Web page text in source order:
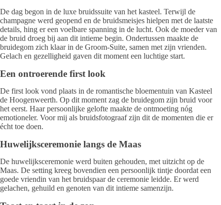
De dag begon in de luxe bruidssuite van het kasteel. Terwijl de
champagne werd geopend en de bruidsmeisjes hielpen met de laatste
details, hing er een voelbare spanning in de lucht. Ook de moeder van
de bruid droeg bij aan dit intieme begin. Ondertussen maakte de
bruidegom zich klaar in de Groom-Suite, samen met zijn vrienden.
Gelach en gezelligheid gaven dit moment een luchtige start.
Een ontroerende first look
De first look vond plaats in de romantische bloementuin van Kasteel
de Hoogenweerth. Op dit moment zag de bruidegom zijn bruid voor
het eerst. Haar persoonlijke gelofte maakte de ontmoeting nóg
emotioneler. Voor mij als bruidsfotograaf zijn dit de momenten die er
écht toe doen.
Huwelijksceremonie langs de Maas
De huwelijksceremonie werd buiten gehouden, met uitzicht op de
Maas. De setting kreeg bovendien een persoonlijk tintje doordat een
goede vriendin van het bruidspaar de ceremonie leidde. Er werd
gelachen, gehuild en genoten van dit intieme samenzijn.